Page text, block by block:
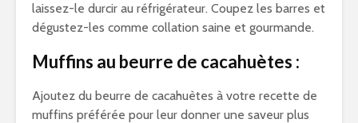
laissez-le durcir au réfrigérateur. Coupez les barres et
dégustez-les comme collation saine et gourmande.
Muffins au beurre de cacahuètes :
Ajoutez du beurre de cacahuètes à votre recette de
muffins préférée pour leur donner une saveur plus